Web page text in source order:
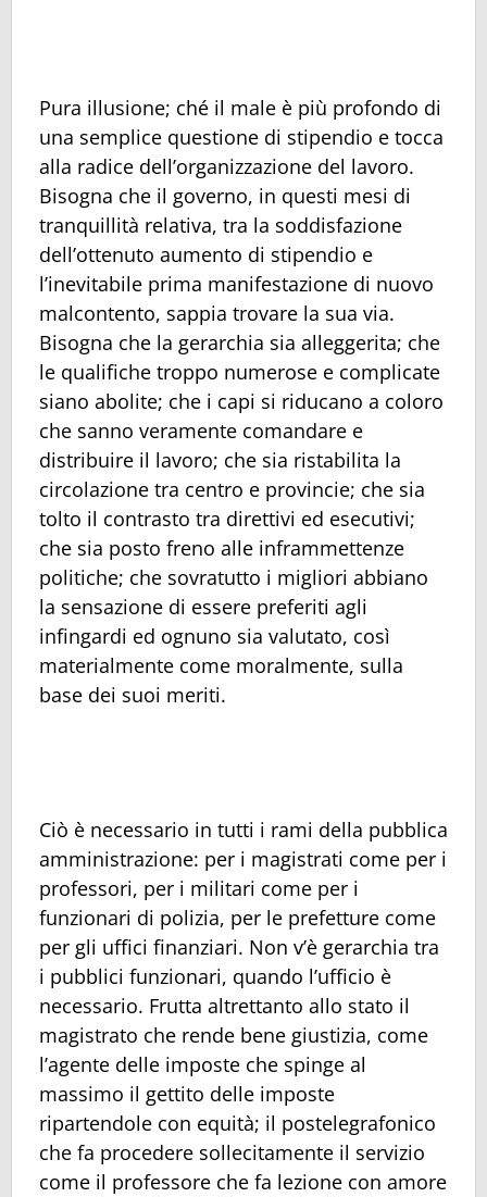
Pura illusione; ché il male è più profondo di
una semplice questione di stipendio e tocca
alla radice dell’organizzazione del lavoro.
Bisogna che il governo, in questi mesi di
tranquillità relativa, tra la soddisfazione
dell’ottenuto aumento di stipendio e
l’inevitabile prima manifestazione di nuovo
malcontento, sappia trovare la sua via.
Bisogna che la gerarchia sia alleggerita; che
le qualifiche troppo numerose e complicate
siano abolite; che i capi si riducano a coloro
che sanno veramente comandare e
distribuire il lavoro; che sia ristabilita la
circolazione tra centro e provincie; che sia
tolto il contrasto tra direttivi ed esecutivi;
che sia posto freno alle inframmettenze
politiche; che sovratutto i migliori abbiano
la sensazione di essere preferiti agli
infingardi ed ognuno sia valutato, così
materialmente come moralmente, sulla
base dei suoi meriti.
Ciò è necessario in tutti i rami della pubblica
amministrazione: per i magistrati come per i
professori, per i militari come per i
funzionari di polizia, per le prefetture come
per gli uffici finanziari. Non v’è gerarchia tra
i pubblici funzionari, quando l’ufficio è
necessario. Frutta altrettanto allo stato il
magistrato che rende bene giustizia, come
l’agente delle imposte che spinge al
massimo il gettito delle imposte
ripartendole con equità; il postelegrafonico
che fa procedere sollecitamente il servizio
come il professore che fa lezione con amore